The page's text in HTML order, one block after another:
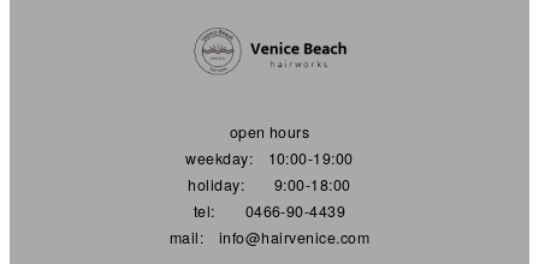
open hours
weekday: 10:00-19:00
holiday: 9:00-18:00
tel: 0466-90-4439
mail: info@hairvenice.com